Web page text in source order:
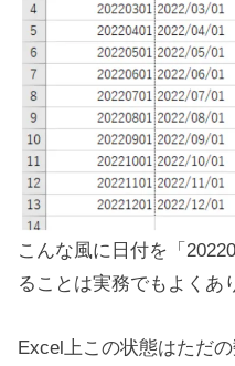
こんな風に日付を「
ることは実務でもよくあ
Excel上この状態はただ